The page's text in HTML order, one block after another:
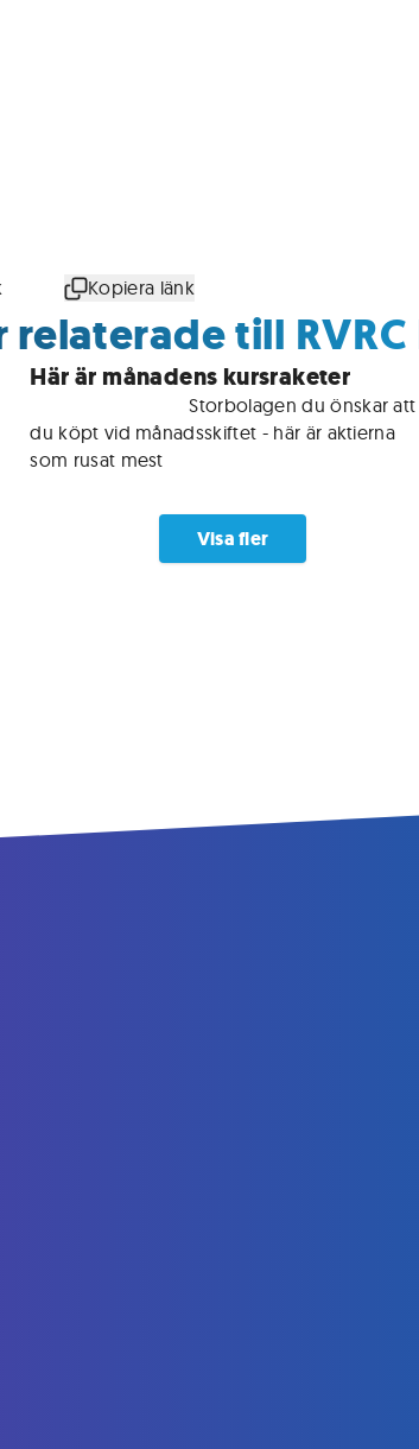
Kopiera länk
relaterade till
Här är månadens kursraketer
För medlemmar • Storbolagen du önskar att
du köpt vid månadsskiftet - här är aktierna
som rusat mest
Visa fler